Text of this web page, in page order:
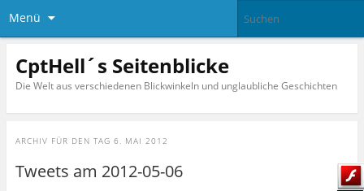
Menü
CptHell´s Seitenblicke
Die Welt aus verschiedenen Blickwinkeln und unglaubliche Geschichten
ARCHIV FÜR DEN TAG 6. MAI 2012
Tweets am 2012-05-06